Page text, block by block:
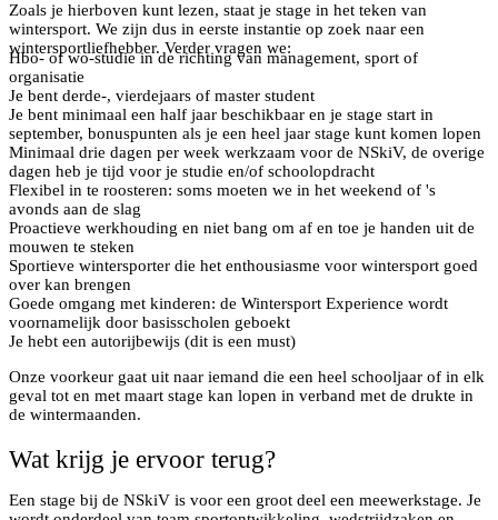
Zoals je hierboven kunt lezen, staat je stage in het teken van
wintersport. We zijn dus in eerste instantie op zoek naar een
wintersportliefhebber. Verder vragen we:
Hbo- of wo-studie in de richting van management, sport of
organisatie
Je bent derde-, vierdejaars of master student
Je bent minimaal een half jaar beschikbaar en je stage start in
september, bonuspunten als je een heel jaar stage kunt komen lopen
Minimaal drie dagen per week werkzaam voor de NSkiV, de overige
dagen heb je tijd voor je studie en/of schoolopdracht
Flexibel in te roosteren: soms moeten we in het weekend of 's
avonds aan de slag
Proactieve werkhouding en niet bang om af en toe je handen uit de
mouwen te steken
Sportieve wintersporter die het enthousiasme voor wintersport goed
over kan brengen
Goede omgang met kinderen: de Wintersport Experience wordt
voornamelijk door basisscholen geboekt
Je hebt een autorijbewijs (dit is een must)
Onze voorkeur gaat uit naar iemand die een heel schooljaar of in elk
geval tot en met maart stage kan lopen in verband met de drukte in
de wintermaanden.
Wat krijg je ervoor terug?
Een stage bij de NSkiV is voor een groot deel een meewerkstage. Je